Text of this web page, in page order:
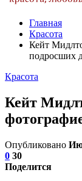
Главная
Красота
Кейт
подросших
Красота
Кейт
Опубликовано
0 30
Поделится